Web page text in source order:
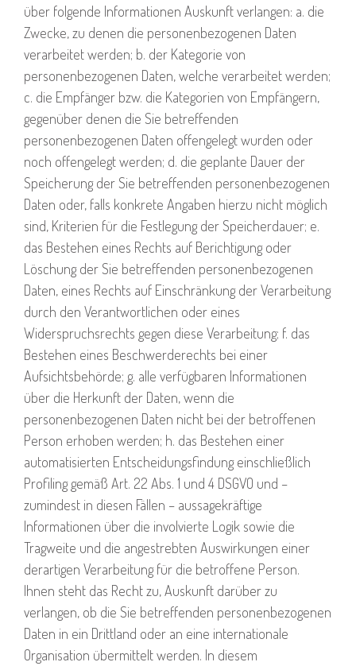
über folgende Informationen Auskunft verlangen: a. die
Zwecke, zu denen die personenbezogenen Daten
verarbeitet werden; b. der Kategorie von
personenbezogenen Daten, welche verarbeitet werden;
c. die Empfänger bzw. die Kategorien von Empfängern,
gegenüber denen die Sie betreffenden
personenbezogenen Daten offengelegt wurden oder
noch offengelegt werden; d. die geplante Dauer der
Speicherung der Sie betreffenden personenbezogenen
Daten oder, falls konkrete Angaben hierzu nicht möglich
sind, Kriterien für die Festlegung der Speicherdauer; e.
das Bestehen eines Rechts auf Berichtigung oder
Löschung der Sie betreffenden personenbezogenen
Daten, eines Rechts auf Einschränkung der Verarbeitung
durch den Verantwortlichen oder eines
Widerspruchsrechts gegen diese Verarbeitung; f. das
Bestehen eines Beschwerderechts bei einer
Aufsichtsbehörde; g. alle verfügbaren Informationen
über die Herkunft der Daten, wenn die
personenbezogenen Daten nicht bei der betroffenen
Person erhoben werden; h. das Bestehen einer
automatisierten Entscheidungsfindung einschließlich
Profiling gemäß Art. 22 Abs. 1 und 4 DSGVO und –
zumindest in diesen Fällen – aussagekräftige
Informationen über die involvierte Logik sowie die
Tragweite und die angestrebten Auswirkungen einer
derartigen Verarbeitung für die betroffene Person.
Ihnen steht das Recht zu, Auskunft darüber zu
verlangen, ob die Sie betreffenden personenbezogenen
Daten in ein Drittland oder an eine internationale
Organisation übermittelt werden. In diesem